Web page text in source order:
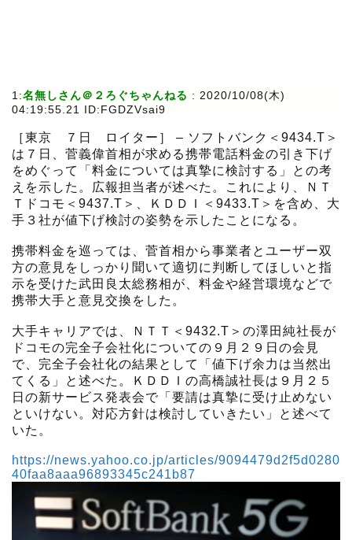
1:名無しさん＠２ろぐちゃんねる : 2020/10/08(木)
04:19:55.21 ID:FGDZVsai9
［東京 ７日 ロイター］ – ソフトバンク＜9434.T＞
は７日、菅義偉首相が求める携帯電話料金の引き下げ
をめぐって「料金については真摯に検討する」との考
えを示した。広報担当者が述べた。これにより、ＮＴ
Ｔドコモ＜9437.T＞、ＫＤＤＩ＜9433.T＞を含め、大
手３社が値下げ検討の姿勢を示したことになる。
携帯料金を巡っては、菅首相から事業者とユーザー双
方の意見をしっかり聞いて適切に判断してほしいと指
示を受けた武田良太総務相が、料金や経営環境などで
携帯大手と意見交換をした。
大手キャリアでは、ＮＴＴ＜9432.T＞の澤田純社長が
ドコモの完全子会社化についての９月２９日の会見
で、完全子会社化の結果として「値下げ余力は当然出
てくる」と述べた。ＫＤＤＩの高橋誠社長は９月２５
日の新サービス発表会で「要請は真摯に受け止めない
といけない。対応方針は検討していきたい」と述べて
いた。
https://news.yahoo.co.jp/articles/9094479d2f5d0280
40faa8aaa96893345c241b87